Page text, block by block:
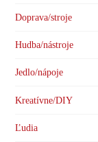
Doprava/stroje
Hudba/nástroje
Jedlo/nápoje
Kreatívne/DIY
Ľudia